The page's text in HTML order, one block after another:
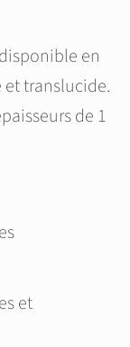
en
translucide.
de 1
et